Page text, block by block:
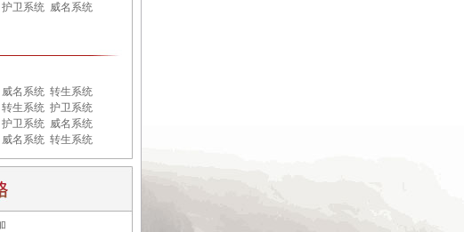
护卫系统 威名系统
威名系统 转生系统
转生系统 护卫系统
护卫系统 威名系统
威名系统 转生系统